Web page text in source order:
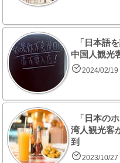
「日本語
中国人観光
2024/02/
「日本の
湾人観光客
到
2023/10/